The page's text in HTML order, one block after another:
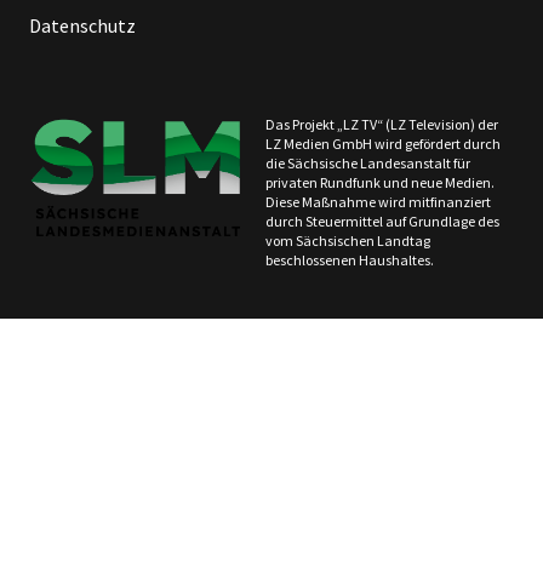
Datenschutz
Das Projekt „LZ TV“ (LZ Television) der
LZ Medien GmbH wird gefördert durch
die Sächsische Landesanstalt für
privaten Rundfunk und neue Medien.
Diese Maßnahme wird mitfinanziert
durch Steuermittel auf Grundlage des
vom Sächsischen Landtag
beschlossenen Haushaltes.